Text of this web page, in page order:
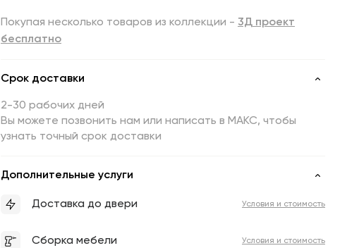
Покупая несколько товаров из коллекции - 3Д проект
бесплатно
Срок доставки
2-30 рабочих дней
Вы можете позвонить нам или написать в МАКС, чтобы
узнать точный срок доставки
Дополнительные услуги
Доставка до двери Условия и стоимость
Сборка мебели Условия и стоимость